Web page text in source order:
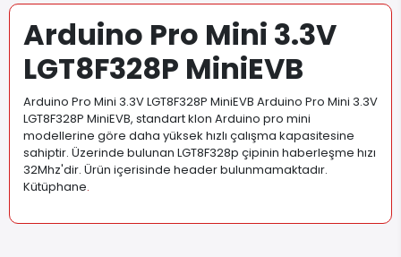
Arduino Pro Mini 3.3V
LGT8F328P MiniEVB
Arduino Pro Mini 3.3V LGT8F328P MiniEVB Arduino Pro Mini 3.3V
LGT8F328P MiniEVB, standart klon Arduino pro mini
modellerine göre daha yüksek hızlı çalışma kapasitesine
sahiptir. Üzerinde bulunan LGT8F328p çipinin haberleşme hızı
32Mhz'dir. Ürün içerisinde header bulunmamaktadır.
Kütüphane.